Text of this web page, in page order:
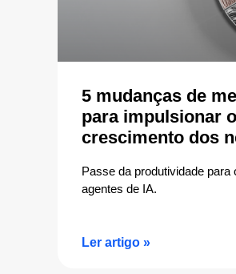
5 mudanças de
para impulsionar o
crescimento dos
Passe da produtividade para
agentes de IA.
Ler artigo »